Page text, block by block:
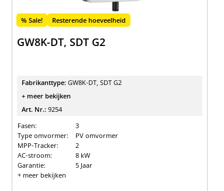
% Sale! Resterende hoeveelheid
GW8K-DT, SDT G2
Fabrikanttype: GW8K-DT, SDT G2
+ meer bekijken
Art. Nr.: 9254
Fasen:
3
Type omvormer:
PV omvormer
MPP-Tracker:
2
AC-stroom:
8 kW
Garantie:
5 Jaar
+ meer bekijken